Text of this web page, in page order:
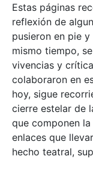
Estas páginas
reflexión de
pusieron en pie
mismo tiempo,
vivencias y
colaboraron en
hoy, sigue
cierre estelar de
que componen
enlaces que
hecho teatral,